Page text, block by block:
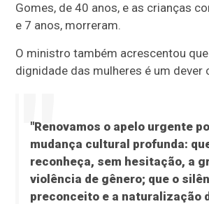
Gomes, de 40 anos, e as crianças
e 7 anos, morreram.
O ministro também acrescentou
dignidade das mulheres é um dever
"Renovamos o apelo urgente
mudança cultural profunda:
reconheça, sem hesitação, a
violência de gênero; que o
preconceito e a naturalização